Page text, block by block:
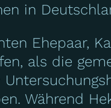
in
Ehepaar,
als die
Während